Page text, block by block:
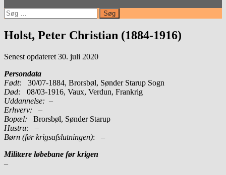
Søg
efter:
Holst, Peter Christian (1884-1916)
Senest opdateret 30. juli 2020
Persondata
Født: 30/07-1884, Brorsbøl, Sønder Starup Sogn
Død: 08/03-1916, Vaux, Verdun, Frankrig
Uddannelse: –
Erhverv: –
Bopæl: Brorsbøl, Sønder Starup
Hustru: –
Børn (før krigsafslutningen): –
Militære løbebane før krigen
–